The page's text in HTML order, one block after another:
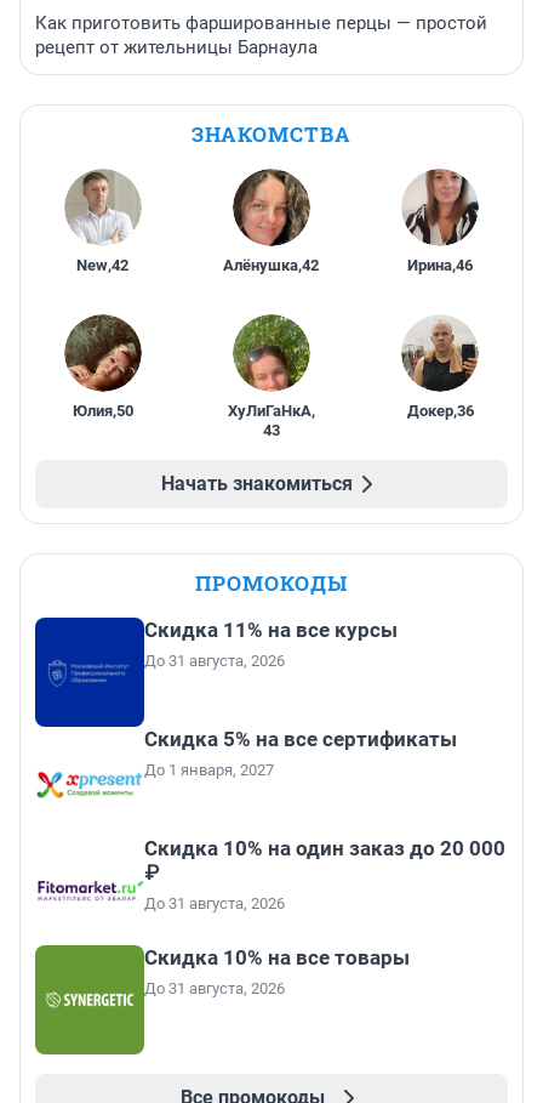
Как приготовить фаршированные перцы — простой
рецепт от жительницы Барнаула
ЗНАКОМСТВА
New,42 Алёнушка,42 Ирина,46
Юлия,50 ХуЛиГаНкА,
43
Докер,36
Начать знакомиться
ПРОМОКОДЫ
Скидка 11% на все курсы
До 31 августа, 2026
Скидка 5% на все сертификаты
До 1 января, 2027
Скидка 10% на один заказ до 20 000
₽
До 31 августа, 2026
Скидка 10% на все товары
До 31 августа, 2026
Все промокоды